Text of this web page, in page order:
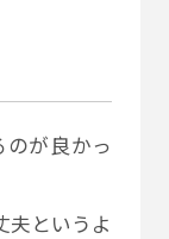
が良かっ
夫というよ